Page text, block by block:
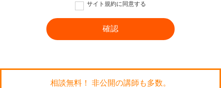
サイト規約に同意する
相談無料！ 非公開の講師も多数。